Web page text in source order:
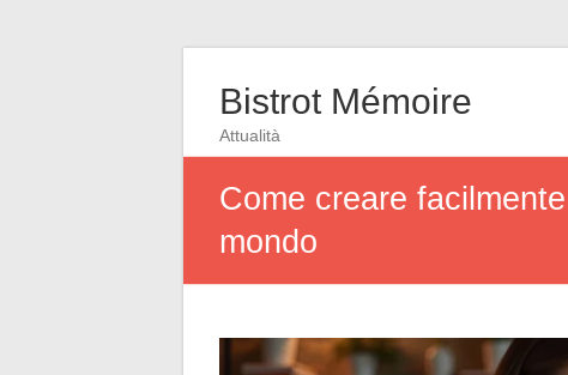
Bistrot Mémoire
Attualità
Come creare
mondo